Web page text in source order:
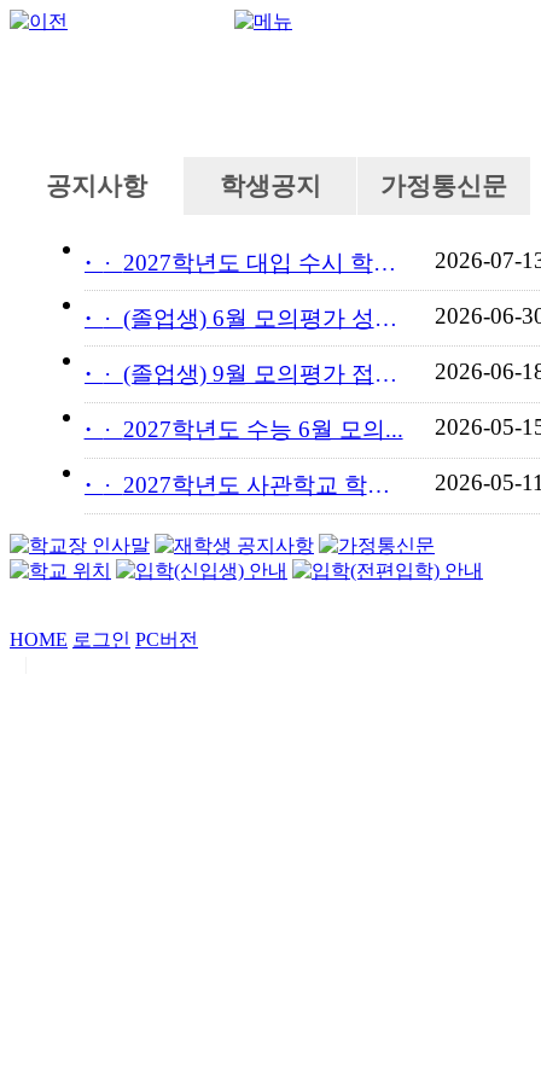
공지사항 학생공지 가정통신문
· 2027학년도 대입 수시 학교... 2026-07-
· (졸업생) 6월 모의평가 성적... 2026-06-
· (졸업생) 9월 모의평가 접수... 2026-06-
· 2027학년도 수능 6월 모의... 2026-05-
· 2027학년도 사관학교 학교장... 2026-05-
HOME 로그인 PC버전